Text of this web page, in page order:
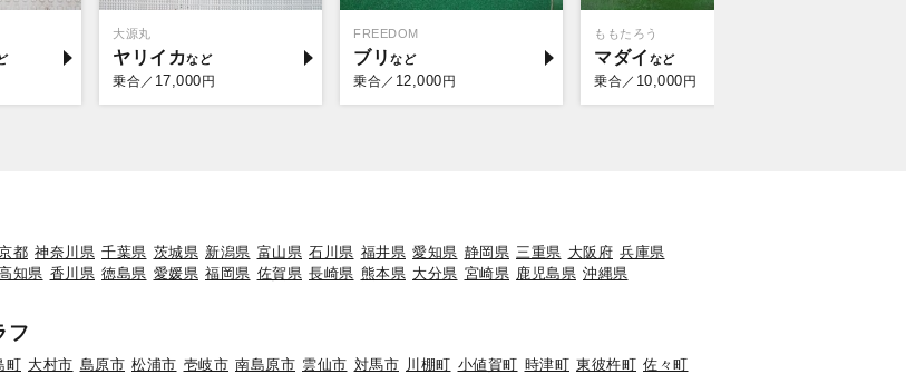
大源丸
ヤリイカ
乗合／ 17,000 円
FREEDOM
ブリ
乗合／ 12,000 円
ももたろう
マダイ
乗合／ 10,000 円
都 神奈川県 千葉県 茨城県 新潟県 富山県 石川県 福井県 愛知県 静岡県 三重県 大阪府 兵庫県
知県 香川県 徳島県 愛媛県 福岡県 佐賀県 長崎県 熊本県 大分県 宮崎県 鹿児島県 沖縄県
フ
町 大村市 島原市 松浦市 壱岐市 南島原市 雲仙市 対馬市 川棚町 小値賀町 時津町 東彼杵町 佐々町